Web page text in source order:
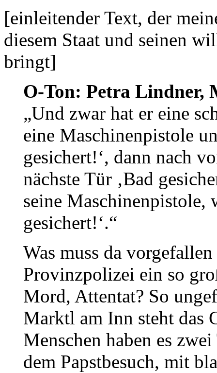
[einleitender Text, der
diesem Staat und seinen
bringt]
O-Ton: Petra Lindner,
„Und zwar hat er eine
eine Maschinenpistole
gesichert!‘, dann nach
nächste Tür ‚Bad
seine Maschinenpistole,
gesichert!‘.“
Was muss da
Provinzpolizei ein so
Mord, Attentat? So
Marktl am Inn steht das
Menschen haben es
dem Papstbesuch, mit